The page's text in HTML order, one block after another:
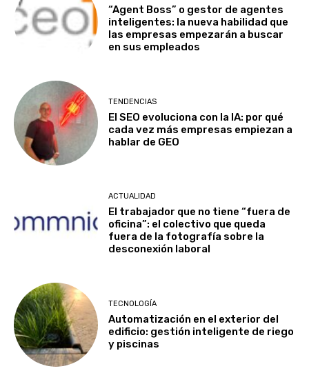
“Agent Boss” o gestor de agentes
inteligentes: la nueva habilidad que
las empresas empezarán a buscar
en sus empleados
TENDENCIAS
El SEO evoluciona con la IA: por qué
cada vez más empresas empiezan a
hablar de GEO
ACTUALIDAD
El trabajador que no tiene “fuera de
oficina”: el colectivo que queda
fuera de la fotografía sobre la
desconexión laboral
TECNOLOGÍA
Automatización en el exterior del
edificio: gestión inteligente de riego
y piscinas